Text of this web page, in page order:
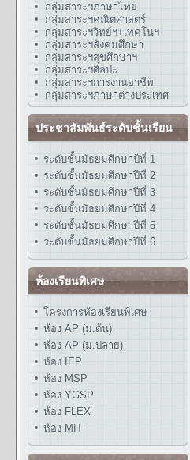
กลุ่มสาระฯภาษาไทย
กลุ่มสาระฯคณิตศาสตร์
กลุ่มสาระฯวิทย์ฯ+เทคโนฯ
กลุ่มสาระฯสังคมศึกษา
กลุ่มสาระฯสุขศึกษาฯ
กลุ่มสาระฯศิลปะ
กลุ่มสาระฯการงานอาชีพ
กลุ่มสาระฯภาษาต่างประเทศ
ประชาสัมพันธ์ระดับชั้นเรียน
ระดับชั้นมัธยมศึกษาปีที่ 1
ระดับชั้นมัธยมศึกษาปีที่ 2
ระดับชั้นมัธยมศึกษาปีที่ 3
ระดับชั้นมัธยมศึกษาปีที่ 4
ระดับชั้นมัธยมศึกษาปีที่ 5
ระดับชั้นมัธยมศึกษาปีที่ 6
ห้องเรียนพิเศษ
โครงการห้องเรียนพิเศษ
ห้อง AP (ม.ต้น)
ห้อง AP (ม.ปลาย)
ห้อง IEP
ห้อง MSP
ห้อง YGSP
ห้อง FLEX
ห้อง MIT